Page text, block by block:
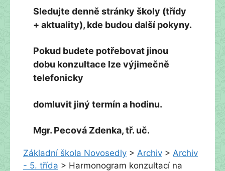
Sledujte denně stránky školy (třídy
+ aktuality), kde budou další pokyny.
Pokud budete potřebovat jinou
dobu konzultace lze výjimečně
telefonicky
domluvit jiný termín a hodinu.
Mgr. Pecová Zdenka, tř. uč.
Základní škola Novosedly > Archiv > Archiv
- 5. třída > Harmonogram konzultací na